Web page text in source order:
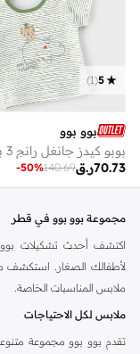
5
(
1
)
بوو بوو
ر.ق70.73
140.69
-50%
مجموعة بوو بوو في قطر
اكتشف أحدث تشكيلات
لأطفالك الصغار. استكشف
ملابس المناسبات الخاصة.
ملابس لكل الاحتياجات
تقدم بوو بوو مجموعة